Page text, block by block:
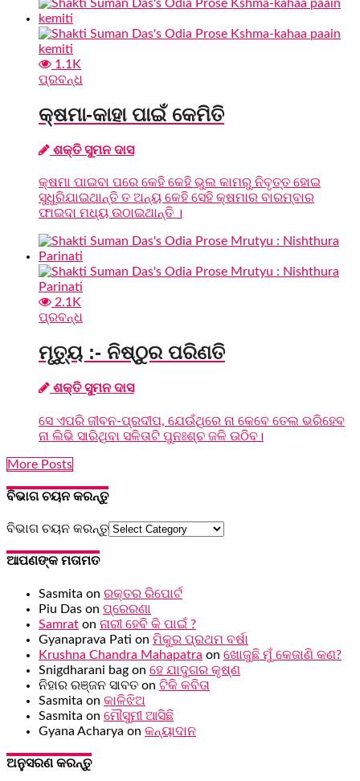
1.1K
ପ୍ରବନ୍ଧ
କ୍ଷମା-କାହା ପାଇଁ କେମିତି
ଶକ୍ତି ସୁମନ ଦାସ
କ୍ଷମା ପାଇବା ପରେ କେହି କେହି ଭୁଲ କାମରୁ ନିବୃତ୍ତ ହୋଇ
ସୁଧୁରିଯାଇଥାନ୍ତି ତ ଅନ୍ୟ କେହି ସେହି କ୍ଷମାର ବାରମ୍ବାର
ଫାଇଦା ମଧ୍ୟ ଉଠାଇଥାନ୍ତି ।
2.1K
ପ୍ରବନ୍ଧ
ମୃତ୍ୟୁ :- ନିଷ୍ଠୁର ପରିଣତି
ଶକ୍ତି ସୁମନ ଦାସ
ସେ ଏପରି ଜୀବନ-ପ୍ରଦୀପ, ଯେଉଁଥିରେ ନା କେବେ ତେଲ ଭରିହେବ
ନା ଲିଭି ସାରିଥିବା ସଳିତାଟି ପୁନଃଶ୍ଚ ଜଳି ଉଠିବ।
More Posts
ବିଭାଗ ଚୟନ କରନ୍ତୁ
ବିଭାଗ ଚୟନ କରନ୍ତୁ
ଆପଣଙ୍କ ମତାମତ
Sasmita on ରକ୍ତର ରିପୋର୍ଟ
Piu Das on ପ୍ରେରଣା
Samrat on ନାରୀ ହେବି କି ପାଇଁ ?
Gyanaprava Pati on ମିକୁର ପ୍ରଥମ ବର୍ଷା
Krushna Chandra Mahapatra on ଖୋଜୁଛି ମୁଁ କେଜାଣି କଣ?
Snigdharani bag on ହେ ଯାଦୁଗର କୃଷ୍ଣ
ନିହାର ରଞ୍ଜନ ସାବତ on ଟିକି କବିତା
Sasmita on କାଳିଝିଅ
Sasmita on ମୌସୁମୀ ଆସିଛି
Gyana Acharya on କନ୍ୟାଦାନ
ଅନୁସରଣ କରନ୍ତୁ